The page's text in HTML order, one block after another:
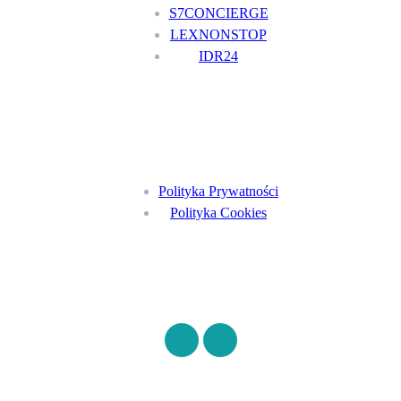
S7CONCIERGE
LEXNONSTOP
IDR24
Polityka Prywatności
Polityka Cookies